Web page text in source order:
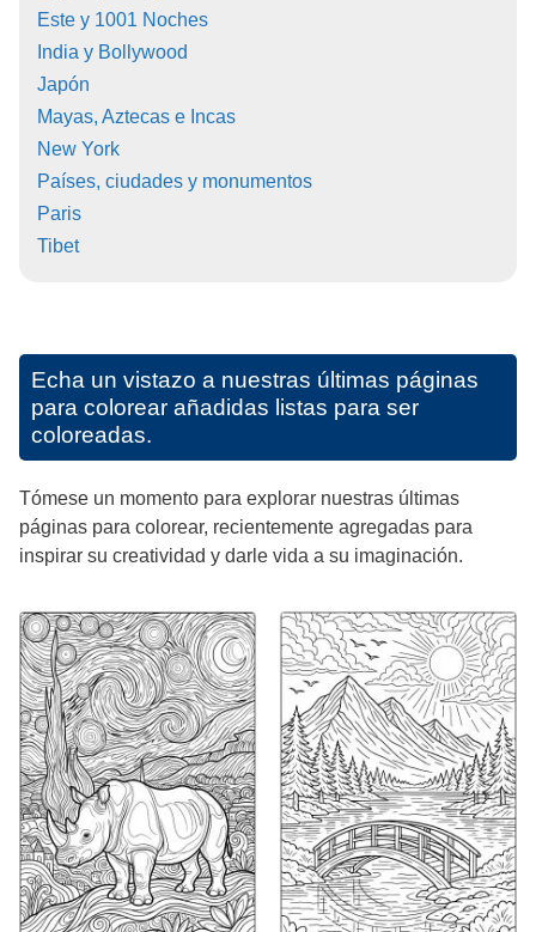
Este y 1001 Noches
India y Bollywood
Japón
Mayas, Aztecas e Incas
New York
Países, ciudades y monumentos
Paris
Tibet
Echa un vistazo a nuestras últimas páginas
para colorear añadidas listas para ser
coloreadas.
Tómese un momento para explorar nuestras últimas
páginas para colorear, recientemente agregadas para
inspirar su creatividad y darle vida a su imaginación.